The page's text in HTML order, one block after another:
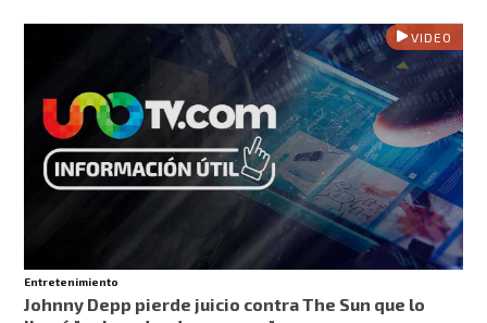
VIDEO
Entretenimiento
Johnny Depp pierde juicio contra The Sun que lo